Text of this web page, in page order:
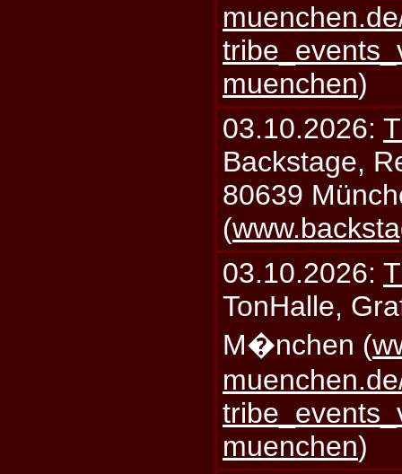
muenchen)
03.10.2026:
Backstage,
80639
(
03.10.2026:
TonHalle,
M�nchen (
muenchen)